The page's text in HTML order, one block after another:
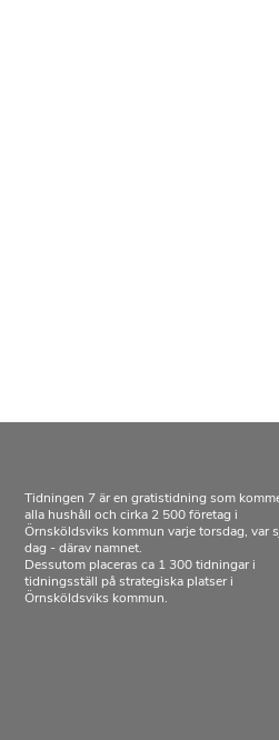
Tidningen 7 är en gratistidning som
alla hushåll och cirka 2 500 företag i
Örnsköldsviks kommun varje torsdag, var
dag - därav namnet.
Dessutom placeras ca 1 300 tidningar i
tidningsställ på strategiska platser i
Örnsköldsviks kommun.